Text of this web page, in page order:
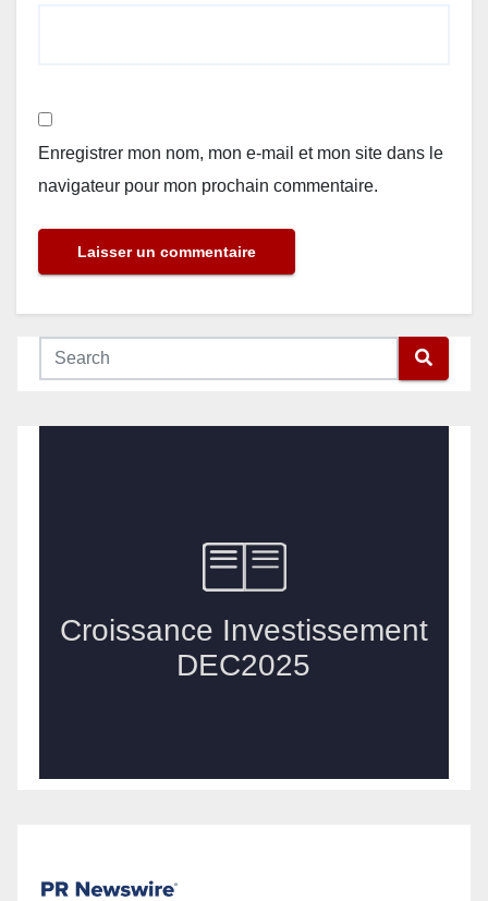
Enregistrer mon nom, mon e-mail et mon site dans le
navigateur pour mon prochain commentaire.